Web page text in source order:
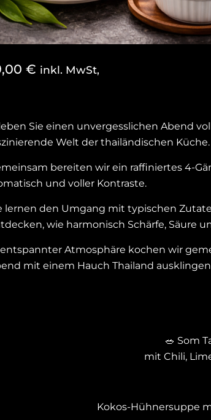
€ inkl. MwSt,
Sie einen unvergesslichen Abend
Welt der thailändischen Küche.
bereiten wir ein raffiniertes 4-
und voller Kontraste.
lernen den Umgang mit typischen
wie harmonisch Schärfe, Säure
Atmosphäre kochen wir
mit einem Hauch Thailand
🥗 Som
mit Chili,
Kokos-Hühnersuppe